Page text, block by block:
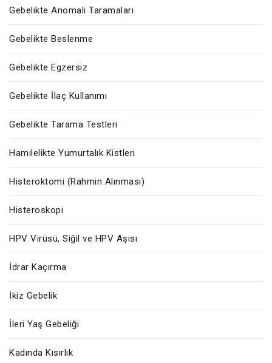
Gebelikte Anomali Taramaları
Gebelikte Beslenme
Gebelikte Egzersiz
Gebelikte İlaç Kullanımı
Gebelikte Tarama Testleri
Hamilelikte Yumurtalık Kistleri
Histeroktomi (Rahmin Alınması)
Histeroskopi
HPV Virüsü, Siğil ve HPV Aşısı
İdrar Kaçırma
İkiz Gebelik
İleri Yaş Gebeliği
Kadında Kısırlık